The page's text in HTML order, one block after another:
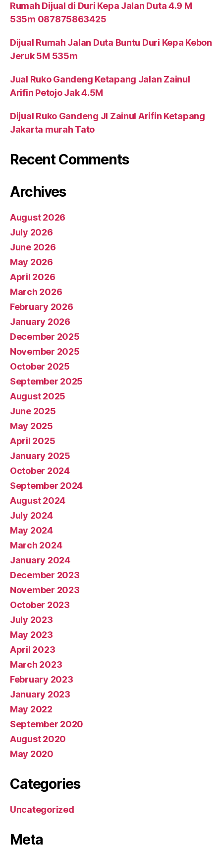
Rumah Dijual di Duri Kepa Jalan Duta 4.9 M
535m 087875863425
Dijual Rumah Jalan Duta Buntu Duri Kepa Kebon
Jeruk 5M 535m
Jual Ruko Gandeng Ketapang Jalan Zainul
Arifin Petojo Jak 4.5M
Dijual Ruko Gandeng Jl Zainul Arifin Ketapang
Jakarta murah Tato
Recent Comments
Archives
August 2026
July 2026
June 2026
May 2026
April 2026
March 2026
February 2026
January 2026
December 2025
November 2025
October 2025
September 2025
August 2025
June 2025
May 2025
April 2025
January 2025
October 2024
September 2024
August 2024
July 2024
May 2024
March 2024
January 2024
December 2023
November 2023
October 2023
July 2023
May 2023
April 2023
March 2023
February 2023
January 2023
May 2022
September 2020
August 2020
May 2020
Categories
Uncategorized
Meta